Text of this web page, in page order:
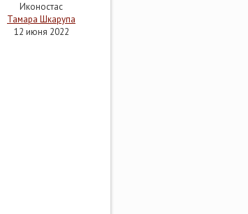
Иконостас
Тамара Шкарупа
12 июня 2022